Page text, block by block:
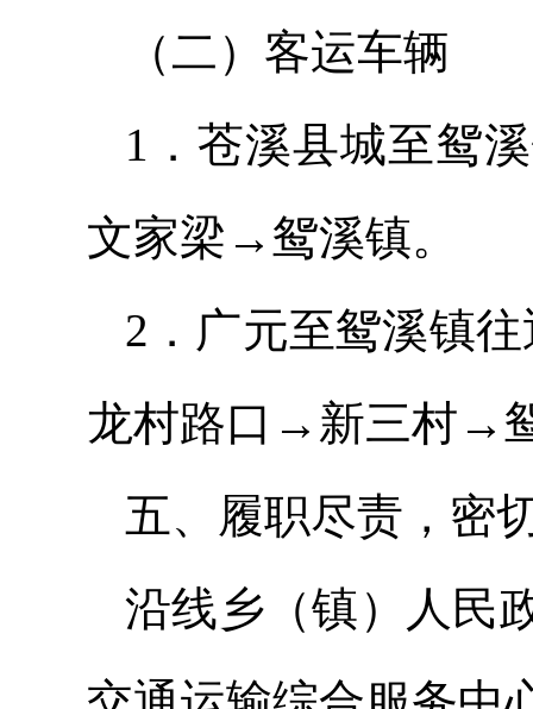
（二）客运车辆
1．苍溪县城至鸳
文家梁→鸳溪镇。
2．广元至鸳溪镇
龙村路口→新三村→
五、履职尽责，密
沿线乡（镇）人民